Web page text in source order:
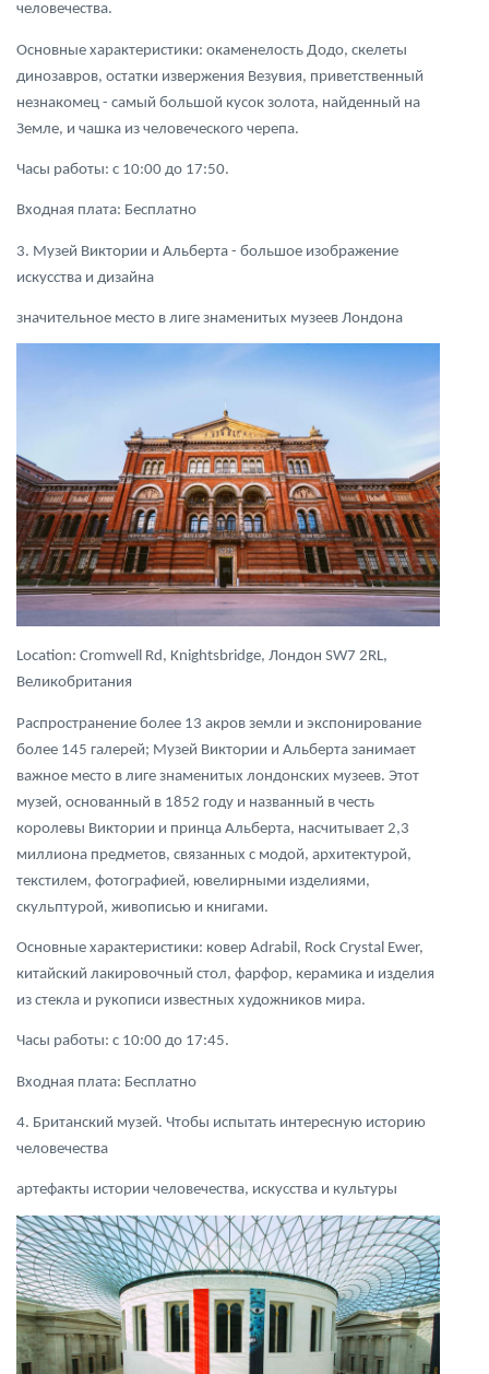
человечества.
Основные характеристики: окаменелость Додо, скелеты
динозавров, остатки извержения Везувия, приветственный
незнакомец - самый большой кусок золота, найденный на
Земле, и чашка из человеческого черепа.
Часы работы: с 10:00 до 17:50.
Входная плата: Бесплатно
3. Музей Виктории и Альберта - большое изображение
искусства и дизайна
значительное место в лиге знаменитых музеев Лондона
Lоcation: Cromwell Rd, Knightsbridge, Лондон SW7 2RL,
Великобритания
Распространение более 13 акров земли и экспонирование
более 145 галерей; Музей Виктории и Альберта занимает
важное место в лиге знаменитых лондонских музеев. Этот
музей, основанный в 1852 году и названный в честь
королевы Виктории и принца Альберта, насчитывает 2,3
миллиона предметов, связанных с модой, архитектурой,
текстилем, фотографией, ювелирными изделиями,
скульптурой, живописью и книгами.
Основные характеристики: ковер Adrabil, Rock Crystal Ewer,
китайский лакировочный стол, фарфор, керамика и изделия
из стекла и рукописи известных художников мира.
Часы работы: с 10:00 до 17:45.
Входная плата: Бесплатно
4. Британский музей. Чтобы испытать интересную историю
человечества
артефакты истории человечества, искусства и культуры